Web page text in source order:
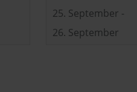
25. September -
26. September